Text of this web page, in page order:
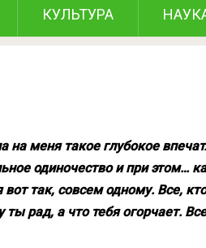
КУЛЬТУРА
на меня такое глубокое
одиночество и при этом…
так, совсем одному. Все,
рад, а что тебя огорчает.